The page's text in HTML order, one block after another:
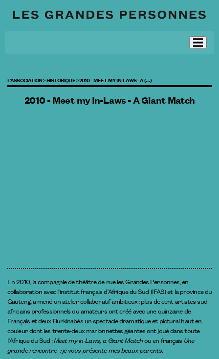
L’ASSOCIATION >HISTORIQUE >2010 - MEET MY IN-LAWS - A (…)
2010 - Meet my In-Laws - A Giant Match
En 2010, la compagnie de théâtre de rue les Grandes Personnes, en
collaboration avec l’institut français d’Afrique du Sud (IFAS) et la province du
Gauteng, a mené un atelier collaboratif ambitieux : plus de cent artistes sud-
africains professionnels ou amateurs ont créé avec une quinzaine de
Français et deux Burkinabés un spectacle dramatique et pictural haut en
couleur dont les trente-deux marionnettes géantes ont joué dans toute
l’Afrique du Sud :Meet my in-Laws, a Giant Matchou en français Une
grande rencontre : je vous présente mes beaux-parents.